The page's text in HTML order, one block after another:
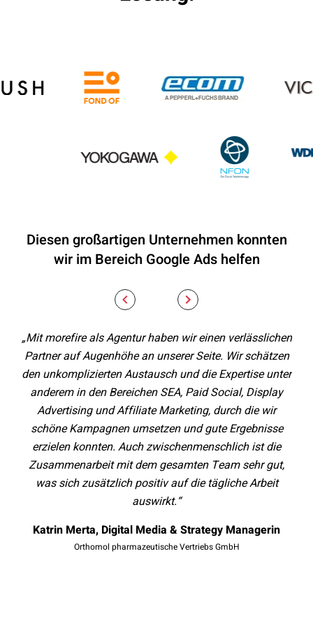
Diesen großartigen Unternehmen konnten
wir im Bereich Google Ads helfen
„Mit morefire als Agentur haben wir einen verlässlichen
Partner auf Augenhöhe an unserer Seite. Wir schätzen
den unkomplizierten Austausch und die Expertise unter
anderem in den Bereichen SEA, Paid Social, Display
Advertising und Affiliate Marketing, durch die wir
schöne Kampagnen umsetzen und gute Ergebnisse
erzielen konnten. Auch zwischenmenschlich ist die
Zusammenarbeit mit dem gesamten Team sehr gut,
was sich zusätzlich positiv auf die tägliche Arbeit
auswirkt.“
Katrin Merta, Digital Media & Strategy Managerin
Orthomol pharmazeutische Vertriebs GmbH